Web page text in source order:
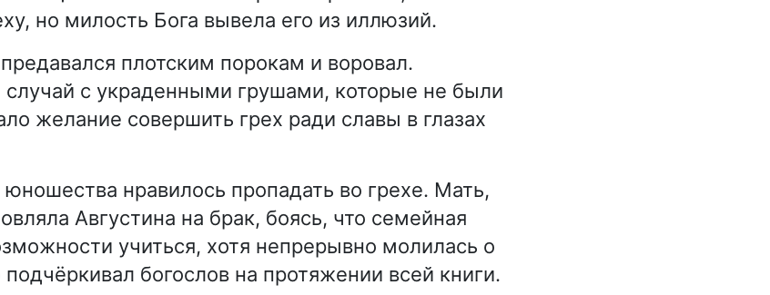
но милость Бога вывела его из иллюзий.
плотским порокам и воровал.
случай с украденными грушами, которые не были
желание совершить грех ради славы в глазах
нравилось пропадать во грехе. Мать,
Августина на брак, боясь, что семейная
учиться, хотя непрерывно молилась о
богослов на протяжении всей книги.